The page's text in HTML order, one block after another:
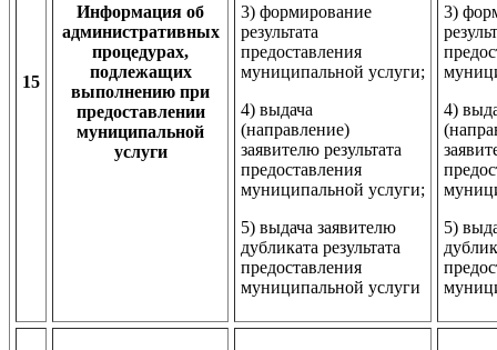
15
Информация об
административных
процедурах,
подлежащих
выполнению при
предоставлении
муниципальной
услуги
3) формирование
результата
предоставления
муниципальной услуги;
4) выдача
(направление)
заявителю результата
предоставления
муниципальной услуги;
5) выдача заявителю
дубликата результата
предоставления
муниципальной услуги
3)
4)
5)